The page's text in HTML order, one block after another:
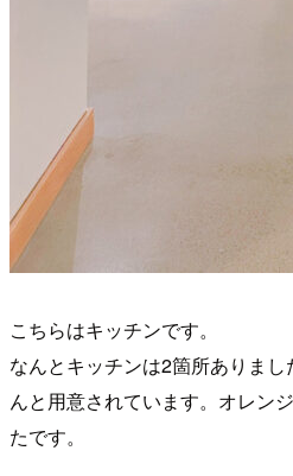
こちらはキッチンです。
なんとキッチンは2箇所ありま
んと用意されています。オレン
たです。